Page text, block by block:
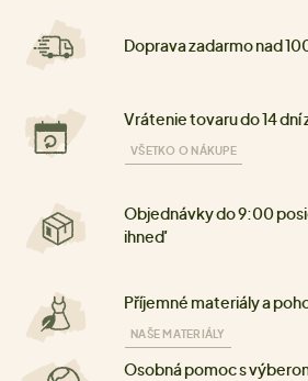
Doprava zadarmo nad
Vrátenie tovaru do 14 dní
VŠETKO O NÁKUPE
Objednávky do 9:00
ihneď
Příjemné materiály a
NAŠE MATERIÁLY
Osobná pomoc s